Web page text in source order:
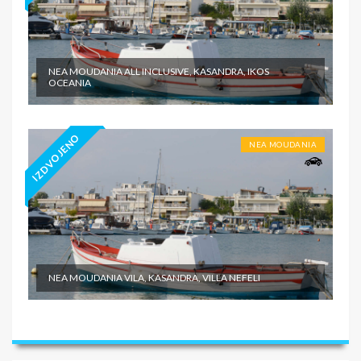
NEA MOUDANIA ALL INCLUSIVE, KASANDRA, IKOS
OCEANIA
IZDVOJENO NEA MOUDANIA
NEA MOUDANIA VILA, KASANDRA, VILLA NEFELI